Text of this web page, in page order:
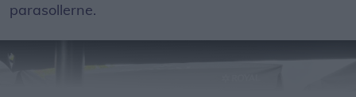
parasollerne.